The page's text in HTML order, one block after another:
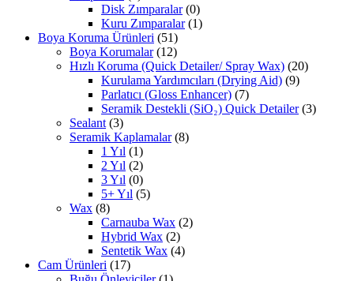
Disk Zımparalar (0)
Kuru Zımparalar (1)
Boya Koruma Ürünleri (51)
Boya Korumalar (12)
Hızlı Koruma (Quick Detailer/ Spray Wax) (20)
Kurulama Yardımcıları (Drying Aid) (9)
Parlatıcı (Gloss Enhancer) (7)
Seramik Destekli (SiO₂) Quick Detailer (3)
Sealant (3)
Seramik Kaplamalar (8)
1 Yıl (1)
2 Yıl (2)
3 Yıl (0)
5+ Yıl (5)
Wax (8)
Carnauba Wax (2)
Hybrid Wax (2)
Sentetik Wax (4)
Cam Ürünleri (17)